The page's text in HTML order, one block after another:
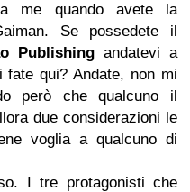
me quando avete la
Se possedete il
Publishingandatevi a
qui? Andate, non mi
però che qualcuno il
due considerazioni le
voglia a qualcuno di
I tre protagonisti che